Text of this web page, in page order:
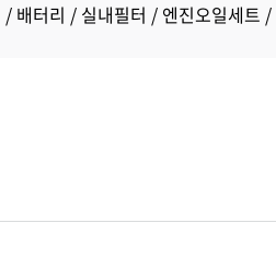
배터리 실내필터 엔진오일세트